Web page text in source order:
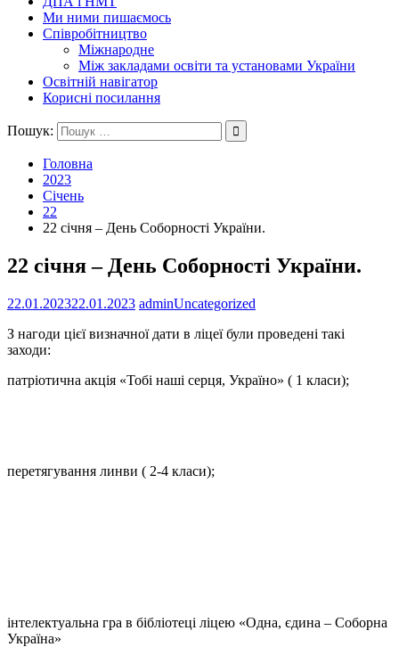
Ми ними пишаємось
Співробітництво
Міжнародне
Між закладами освіти та установами України
Освітній навігатор
Корисні посилання
Пошук:
Головна
2023
Січень
22
22 січня – День Соборності України.
22 січня – День Соборності України.
22.01.202322.01.2023 adminUncategorized
З нагоди цієї визначної дати в ліцеї були проведені такі
заходи:
патріотична акція «Тобі наші серця, Україно» ( 1 класи);
перетягування линви ( 2-4 класи);
інтелектуальна гра в бібліотеці ліцею «Одна, єдина – Соборна
Україна»